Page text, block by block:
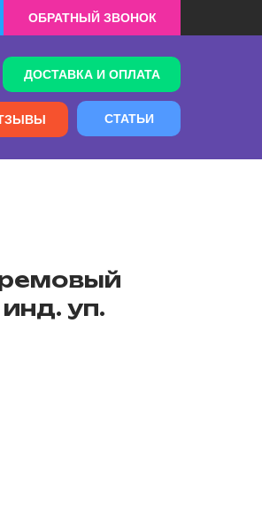
ОБРАТНЫЙ ЗВОНОК
ДОСТАВКА И ОПЛАТА
СТАТЬИ
уп.